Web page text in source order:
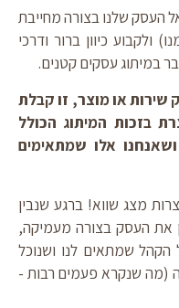
העסק שלנו בצורה מחייבת
ולקבוע כיוון ברור ודרכי
במיתוג עסקים קטנים.
שירות או מוצר, זו קבלת
בזכות המיתוג הכולל
אלו שמתאימים
מצג שווא! ברגע שנבין
את העסק בצורה מעמיקה,
הקהל שמתאים לנו ושנוכל
(מה שנקרא פעמים רבות -